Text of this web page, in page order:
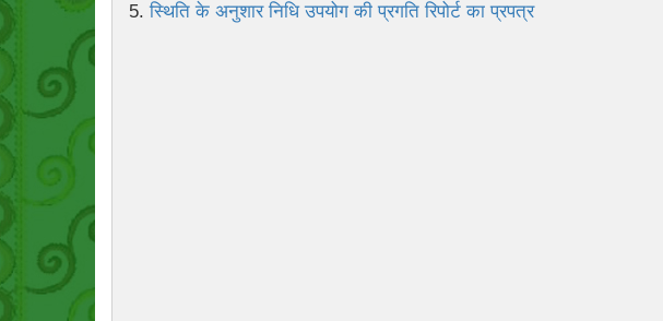
5.स्थिति के अनुशार निधि उपयोग की प्रगति रिपोर्ट का प्रपत्र